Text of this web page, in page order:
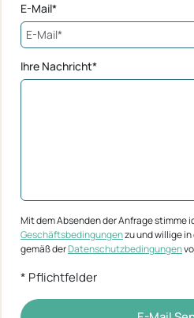
E-Mail*
Ihre Nachricht*
Mit dem Absenden der Anfrage stimme
Geschäftsbedingungenzu und willige
gemäß derDatenschutzbedingungen
* Pflichtfelder